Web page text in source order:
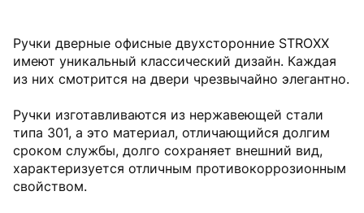
Ручки дверные офисные двухсторонние STROXX
имеют уникальный классический дизайн. Каждая
из них смотрится на двери чрезвычайно элегантно.
Ручки изготавливаются из нержавеющей стали
типа 301, а это материал, отличающийся долгим
сроком службы, долго сохраняет внешний вид,
характеризуется отличным противокоррозионным
свойством.